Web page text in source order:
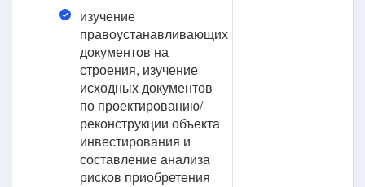
изучение
правоустанавливающих
документов на
строения, изучение
исходных документов
по проектированию/
реконструкции объекта
инвестирования и
составление анализа
рисков приобретения